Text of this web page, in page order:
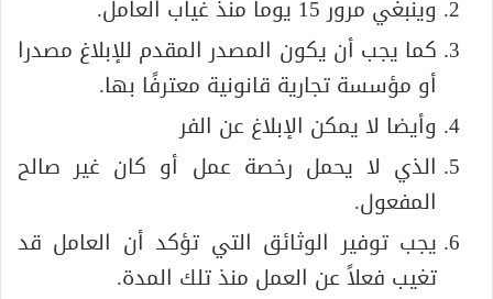
وينبغي مرور 15 يوما منذ غياب العامل.
كما يجب أن يكون المصدر المقدم للإبلاغ مصدرا
أو مؤسسة تجارية قانونية معترفًا بها.
وأيضا لا يمكن الإبلاغ عن الفر
الذي لا يحمل رخصة عمل أو كان غير صالح
المفعول.
يجب توفير الوثائق التي تؤكد أن العامل قد
تغيب فعلاً عن العمل منذ تلك المدة.